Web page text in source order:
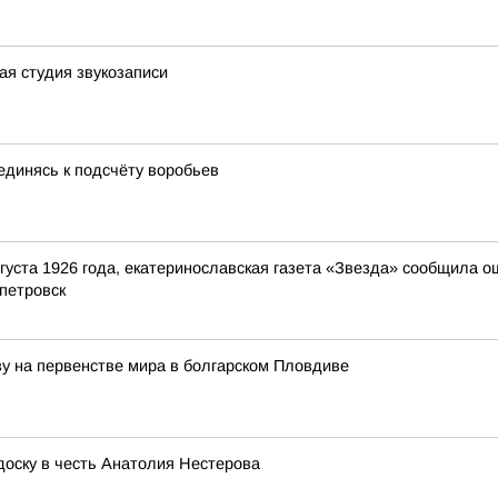
студия звукозаписи
к подсчёту воробьев
1926 года, екатеринославская газета «Звезда» сообщила
на первенстве мира в болгарском Пловдиве
в честь Анатолия Нестерова